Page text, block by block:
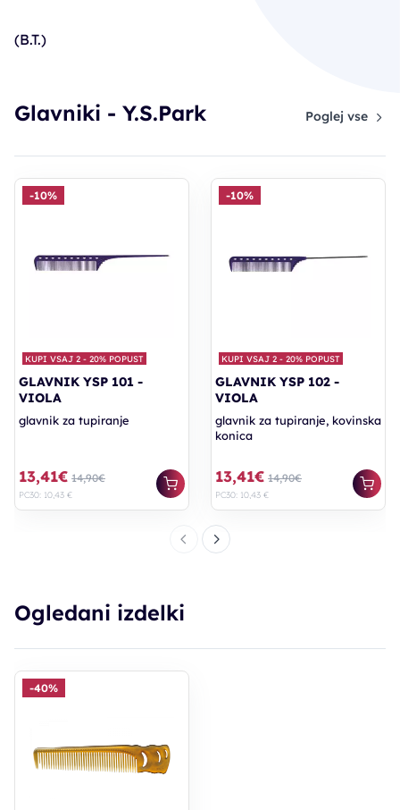
(B.T.)
Glavniki - Y.S.Park Poglej vse
KUPI VSAJ 2 - 20% POPUST
-10%
GLAVNIK YSP 101 -
VIOLA
glavnik za tupiranje
13,41€ 14,90€
PC30: 10,43 €
KUPI VSAJ 2 - 20% POPUST
-10%
GLAVNIK YSP 102 -
VIOLA
glavnik za tupiranje, kovinska
konica
13,41€ 14,90€
PC30: 10,43 €
Ogledani izdelki
-40%